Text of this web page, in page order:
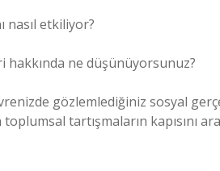
nasıl etkiliyor?
ne düşünüyorsunuz?
gözlemlediğiniz sosyal
tartışmaların kapısını